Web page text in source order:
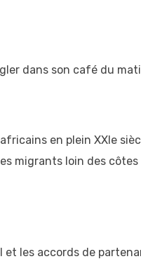
dans son café du
en plein XXIe
migrants loin des
les accords de